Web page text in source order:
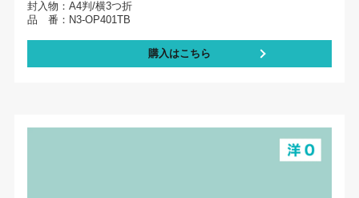
封入物：A4判/横3つ折
品 番：N3-OP401TB
購入はこちら